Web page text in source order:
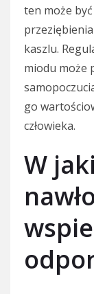
ten może
kaszlu.
miodu może
go
człowieka.
W